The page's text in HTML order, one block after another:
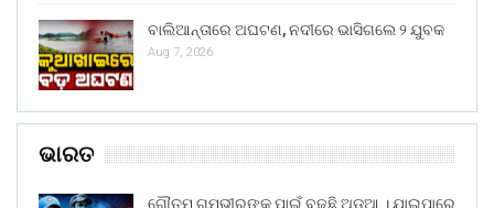
ବାଲିଆନ୍ତାରେ ଅଘଟଣ, ନଦୀରେ ଭାସିଗଲେ ୨ ଯୁବକ
Aug 7, 2026
ଭାରତ
ଗୌତମ ଗମ୍ଭୀରଙ୍କ ପାଇଁ ବଢୁଛି ଅଡୁଆ । ଯାଇପାରେ